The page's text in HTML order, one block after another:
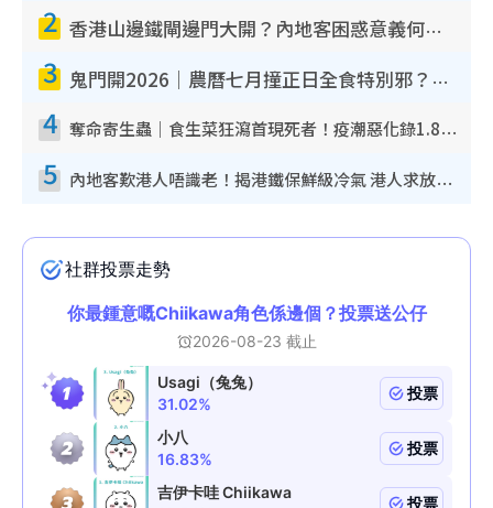
2 香港山邊鐵閘邊門大開？內地客困惑意義何在！網民神回覆：呢種叫法理性防禦
3 鬼門開2026｜農曆七月撞正日全食特別邪？專家警告切忌做一事！揭4大禁忌+2招保平安
4 奪命寄生蟲｜食生菜狂瀉首現死者！疫潮惡化錄1.8萬宗病例 揭洗菜3大謬誤
5 內地客歎港人唔識老！揭港鐵保鮮級冷氣 港人求放過：咪投訴